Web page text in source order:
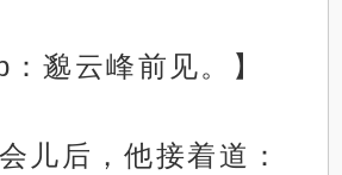
：邈云峰前见。】
儿后，他接着道：